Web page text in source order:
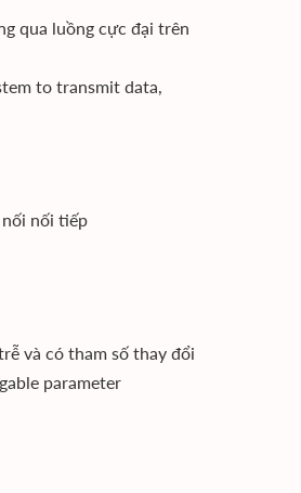
qua luồng cực đại trên
to transmit data,
nối tiếp
và có tham số thay đổi
parameter